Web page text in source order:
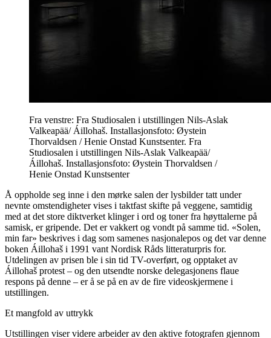
Fra venstre: Fra Studiosalen i utstillingen Nils-Aslak
Valkeapää/ Áillohaš. Installasjonsfoto: Øystein
Thorvaldsen / Henie Onstad Kunstsenter. Fra
Studiosalen i utstillingen Nils-Aslak Valkeapää/
Áillohaš. Installasjonsfoto: Øystein Thorvaldsen /
Henie Onstad Kunstsenter
Å oppholde seg inne i den mørke salen der lysbilder tatt under
nevnte omstendigheter vises i taktfast skifte på veggene, samtidig
med at det store diktverket klinger i ord og toner fra høyttalerne på
samisk, er gripende. Det er vakkert og vondt på samme tid. «Solen,
min far» beskrives i dag som samenes nasjonalepos og det var denne
boken Áillohaš i 1991 vant Nordisk Råds litteraturpris for.
Utdelingen av prisen ble i sin tid TV-overført, og opptaket av
Áillohaš protest – og den utsendte norske delegasjonens flaue
respons på denne – er å se på en av de fire videoskjermene i
utstillingen.
Et mangfold av uttrykk
Utstillingen viser videre arbeider av den aktive fotografen gjennom